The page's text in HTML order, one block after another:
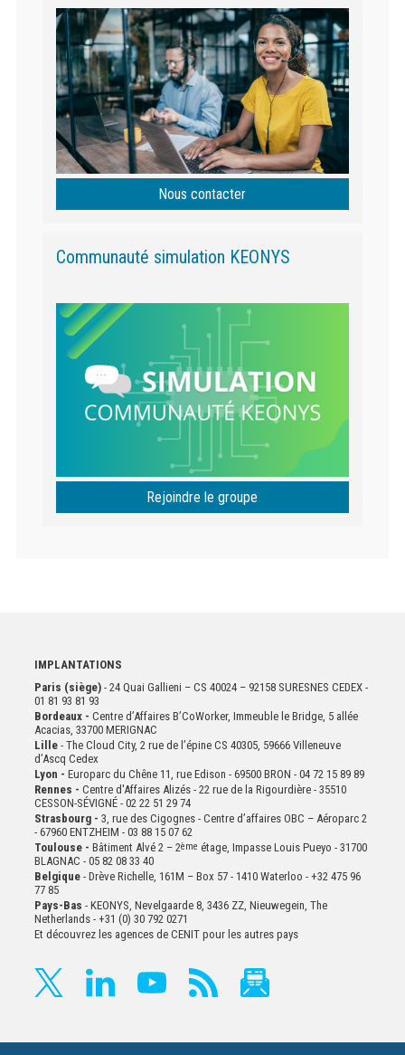
Nous contacter
Communauté simulation KEONYS
Rejoindre le groupe
IMPLANTATIONS
Paris (siège) - 24 Quai Gallieni – CS 40024 – 92158 SURESNES CEDEX -
01 81 93 81 93
Bordeaux - Centre d’Affaires B’CoWorker, Immeuble le Bridge, 5 allée
Acacias, 33700 MERIGNAC
Lille- The Cloud City, 2 rue de l’épine CS 40305, 59666 Villeneuve
d’Ascq Cedex
Lyon - Europarc du Chêne 11, rue Edison - 69500 BRON - 04 72 15 89 89
Rennes - Centre d'Affaires Alizés - 22 rue de la Rigourdière - 35510
CESSON-SÉVIGNÉ - 02 22 51 29 74
Strasbourg - 3, rue des Cigognes - Centre d’affaires OBC – Aéroparc 2
- 67960 ENTZHEIM - 03 88 15 07 62
Toulouse - Bâtiment Alvé 2 – 2ème étage, Impasse Louis Pueyo - 31700
BLAGNAC - 05 82 08 33 40
Belgique- Drève Richelle, 161M – Box 57 - 1410 Waterloo - +32 475 96
77 85
Pays-Bas - KEONYS, Nevelgaarde 8, 3436 ZZ, Nieuwegein, The
Netherlands - +31 (0) 30 792 0271
Et découvrez les agences de CENIT pour les autres pays